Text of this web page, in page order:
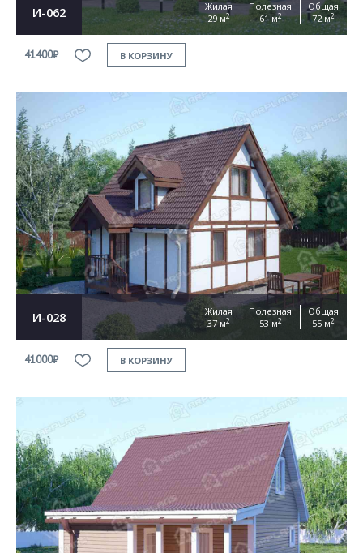
И-062
Жилая
29 м2
Полезная
61 м2
Общая
72 м2
41400₽ В КОРЗИНУ
И-028
Жилая
37 м2
Полезная
53 м2
Общая
55 м2
41000₽ В КОРЗИНУ